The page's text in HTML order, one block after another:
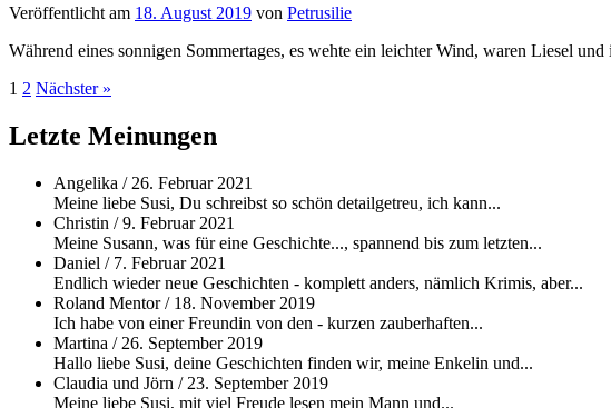
Veröffentlicht am 18. August 2019 von Petrusilie
Während eines sonnigen Sommertages, es wehte ein leichter Wind, waren Liesel
Beitragsnavigation
1 2 Nächster »
Letzte Meinungen
Angelika / 26. Februar 2021
Meine liebe Susi, Du schreibst so schön detailgetreu, ich kann...
Christin /9. Februar 2021
Meine Susann, was für eine Geschichte..., spannend bis zum letzten...
Daniel / 7. Februar 2021
Endlich wieder neue Geschichten - komplett anders, nämlich Krimis, aber...
Roland Mentor/ 18. November 2019
Ich habe von einer Freundin von den - kurzen zauberhaften...
Martina / 26. September 2019
Hallo liebe Susi, deine Geschichten finden wir, meine Enkelin und...
Claudia und Jörn / 23. September 2019
Meine liebe Susi, mit viel Freude lesen mein Mann und...